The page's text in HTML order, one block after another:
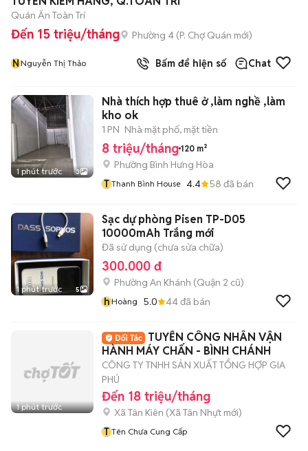
Quán Ăn Toàn Trí
Đến 15 triệu/tháng Phường 4 (P. Chợ Quán mới)
NNguyễn Thị Thảo Bấm để hiện số Chat
1 phút trước 3
Nhà thích hợp thuê ở ,làm nghề ,làm
kho ok
1 PN Nhà mặt phố, mặt tiền
8 triệu/tháng 120 m²
Phường Bình Hưng Hòa
T Thanh Bình House 4.4 58 đã bán
1 phút trước 5
Sạc dự phòng Pisen TP-D05
10000mAh Trắng mới
Đã sử dụng (chưa sửa chữa)
300.000 đ
Phường An Khánh (Quận 2 cũ)
hHoàng 5.0 44đã bán
1 phút trước
TUYỂN CÔNG NHÂN VẬN
HÀNH MÁY CHẤN - BÌNH CHÁNH
CÔNG TY TNHH SẢN XUẤT TỔNG HỢP GIA
PHÚ
Đến 18 triệu/tháng
Xã Tân Kiên (Xã Tân Nhựt mới)
T Tên Chưa Cung Cấp